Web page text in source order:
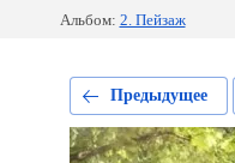
Альбом: 2. Пейзаж
Предыдущее